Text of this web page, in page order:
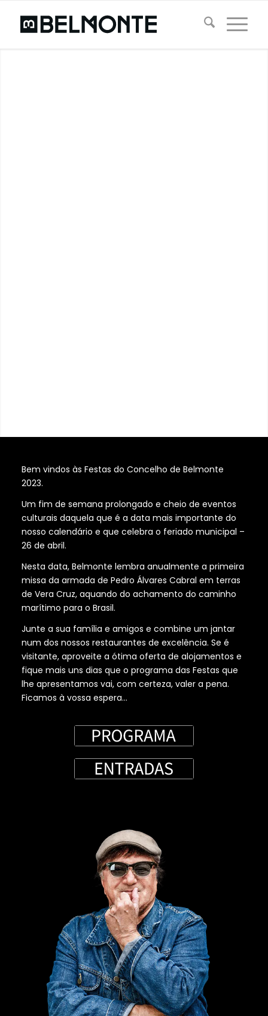
Bem vindos às Festas do Concelho de Belmonte
2023.
Um fim de semana prolongado e cheio de eventos
culturais daquela que é a data mais importante do
nosso calendário e que celebra o feriado municipal –
26 de abril.
Nesta data, Belmonte lembra anualmente a primeira
missa da armada de Pedro Álvares Cabral em terras
de Vera Cruz, aquando do achamento do caminho
marítimo para o Brasil.
Junte a sua família e amigos e combine um jantar
num dos nossos restaurantes de excelência. Se é
visitante, aproveite a ótima oferta de alojamentos e
fique mais uns dias que o programa das Festas que
lhe apresentamos vai, com certeza, valer a pena.
Ficamos à vossa espera…